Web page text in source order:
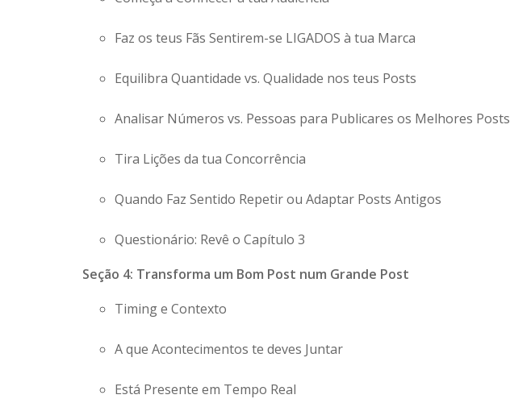
Faz os teus Fãs Sentirem-se LIGADOS à tua Marca
Equilibra Quantidade vs. Qualidade nos teus Posts
Analisar Números vs. Pessoas para Publicares os Melhores Posts
Tira Lições da tua Concorrência
Quando Faz Sentido Repetir ou Adaptar Posts Antigos
Questionário: Revê o Capítulo 3
Seção 4: Transforma um Bom Post num Grande Post
Timing e Contexto
A que Acontecimentos te deves Juntar
Está Presente em Tempo Real